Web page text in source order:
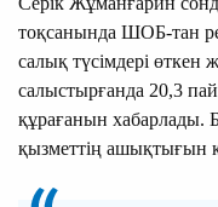
тоқсанында ШОБ-тан
салық түсімдері өткен
салыстырғанда 20,3
құрағанын хабарлады.
қызметтің ашықтығын